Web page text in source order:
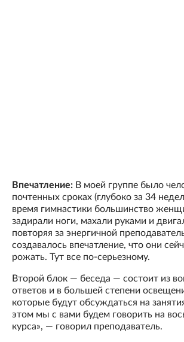
Впечатление: В моей группе было
почтенных сроках (глубоко за 34
время гимнастики большинство
задирали ноги, махали руками и
повторяя за энергичной
создавалось впечатление, что они
рожать. Тут все по-серьезному.
Второй блок — беседа — состоит из
ответов и в большей степени
которые будут обсуждаться на
этом мы с вами будем говорить на
курса», — говорил преподаватель.